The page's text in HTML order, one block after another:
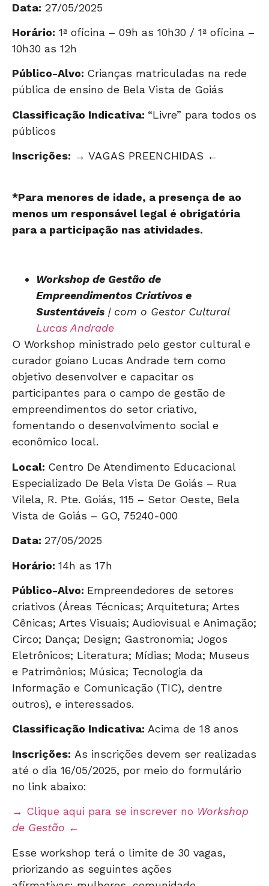
Data: 27/05/2025
Horário: 1ª oficina – 09h as 10h30 / 1ª oficina –
10h30 as 12h
Público-Alvo: Crianças matriculadas na rede
pública de ensino de Bela Vista de Goiás
Classificação Indicativa: “Livre” para todos os
públicos
Inscrições: → VAGAS PREENCHIDAS ←
*Para menores de idade, a presença de ao
menos um responsável legal é obrigatória
para a participação nas atividades.
Workshop de Gestão de
Empreendimentos Criativos e
Sustentáveis | com o Gestor Cultural
Lucas Andrade
O Workshop ministrado pelo gestor cultural e
curador goiano Lucas Andrade tem como
objetivo desenvolver e capacitar os
participantes para o campo de gestão de
empreendimentos do setor criativo,
fomentando o desenvolvimento social e
econômico local.
Local: Centro De Atendimento Educacional
Especializado De Bela Vista De Goiás – Rua
Vilela, R. Pte. Goiás, 115 – Setor Oeste, Bela
Vista de Goiás – GO, 75240-000
Data: 27/05/2025
Horário: 14h as 17h
Público-Alvo: Empreendedores de setores
criativos (Áreas Técnicas; Arquitetura; Artes
Cênicas; Artes Visuais; Audiovisual e Animação;
Circo; Dança; Design; Gastronomia; Jogos
Eletrônicos; Literatura; Mídias; Moda; Museus
e Patrimônios; Música; Tecnologia da
Informação e Comunicação (TIC), dentre
outros), e interessados.
Classificação Indicativa: Acima de 18 anos
Inscrições: As inscrições devem ser realizadas
até o dia 16/05/2025, por meio do formulário
no link abaixo:
→ Clique aqui para se inscrever no Workshop
de Gestão ←
Esse workshop terá o limite de 30 vagas,
priorizando as seguintes ações